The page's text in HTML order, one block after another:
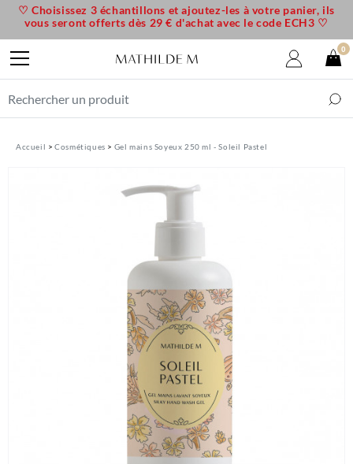
Accueil Cosmétiques Gel mains Soyeux 250 ml - Soleil Pastel
♡ Choisissez 3 échantillons et ajoutez-les à votre panier, ils
vous seront offerts dès 29 € d'achat avec le code ECH3 ♡
0